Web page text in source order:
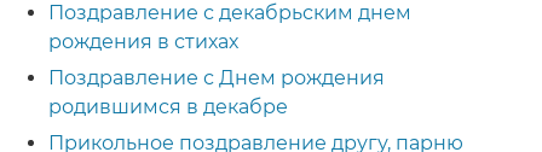
Поздравление с декабрьским днем
рождения в стихах
Поздравление с Днем рождения
родившимся в декабре
Прикольное поздравление другу, парню